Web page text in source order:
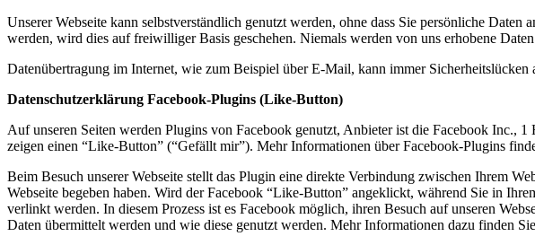
Unserer Webseite kann selbstverständlich genutzt werden, ohne dass Sie persönliche
werden, wird dies auf freiwilliger Basis geschehen. Niemals werden von uns erhobene
Datenübertragung im Internet, wie zum Beispiel über E-Mail, kann immer
Datenschutzerklärung Facebook-Plugins (Like-Button)
Auf unseren Seiten werden Plugins von Facebook genutzt, Anbieter ist die Facebook
zeigen einen “Like-Button” (“Gefällt mir”). Mehr Informationen über Facebook-Plugins
Beim Besuch unserer Webseite stellt das Plugin eine direkte Verbindung zwischen Ihrem
Webseite begeben haben. Wird der Facebook “Like-Button” angeklickt, während Sie in
verlinkt werden. In diesem Prozess ist es Facebook möglich, ihren Besuch auf unseren
Daten übermittelt werden und wie diese genutzt werden. Mehr Informationen dazu finden